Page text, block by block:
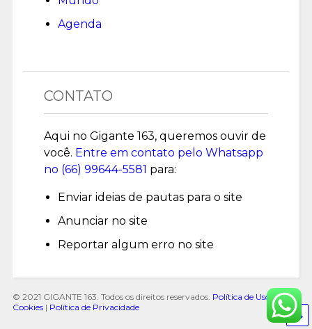
Agenda
CONTATO
Aqui no Gigante 163, queremos ouvir de
você. Entre em contato pelo Whatsapp
no (66) 99644-5581 para:
Enviar ideias de pautas para o site
Anunciar no site
Reportar algum erro no site
© 2021 GIGANTE 163. Todos os direitos reservados. Política de Uso de
Cookies| Política de Privacidade